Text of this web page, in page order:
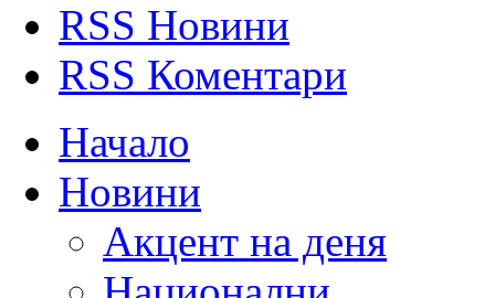
RSS Новини
RSS Коментари
Начало
Новини
Акцент на деня